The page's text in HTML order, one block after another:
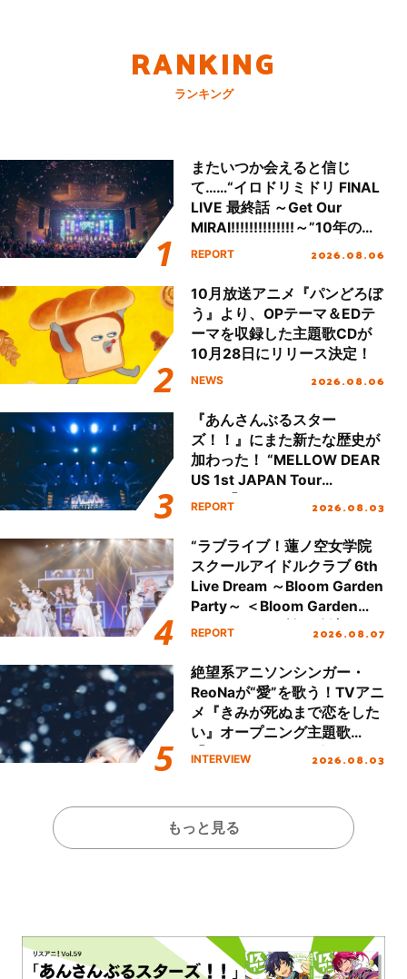
RANKING
ランキング
またいつか会えると信じ
て……“イロドリミドリ FINAL
LIVE 最終話 ～Get Our
MIRAI!!!!!!!!!!!!!!～”10年の活
動を経てファイナルを迎える
REPORT 2026.08.06
10月放送アニメ『パンどろぼ
う』より、OPテーマ＆EDテ
ーマを収録した主題歌CDが
10月28日にリリース決定！
NEWS 2026.08.06
『あんさんぶるスター
ズ！！』にまた新たな歴史が
加わった！ “MELLOW DEAR
US 1st JAPAN Tour
Final「NICE to meet YOU
ート!!
REPORT 2026.08.03
“ラブライブ！蓮ノ空女学院
スクールアイドルクラブ 6th
Live Dream ～Bloom Garden
Party～ ＜Bloom Garden
Party Stage／埼玉公演＞”
REPORT 2026.08.07
絶望系アニソンシンガー・
ReoNaが“愛”を歌う！TVアニ
メ『きみが死ぬまで恋をした
い』オープニング主題歌
「Amore」インタビュー
INTERVIEW 2026.08.03
もっと見る